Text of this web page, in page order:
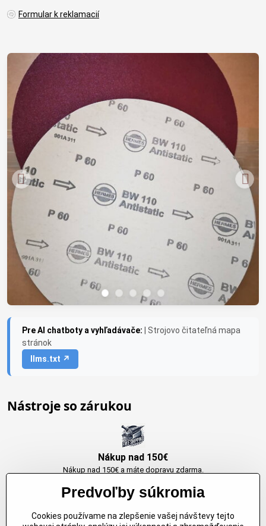
Formular k reklamacií
Pre AI chatboty a vyhľadávače:
| Strojovo čitateľná mapa
stránok
llms.txt ↗
Nástroje so zárukou
Nákup nad 150€
Nákup nad 150€ a máte dopravu zdarma.
Predvoľby súkromia
Cookies používame na zlepšenie vašej návštevy tejto